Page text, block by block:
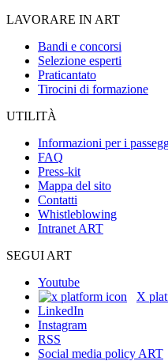
LAVORARE IN ART
Bandi e concorsi
Selezione esperti
Praticantato
Tirocini di formazione
UTILITÀ
Informazioni per i
FAQ
Press-kit
Mappa del sito
Contatti
Whistleblowing
Intranet ART
SEGUI ART
Youtube
X
LinkedIn
Instagram
RSS
Social media policy ART